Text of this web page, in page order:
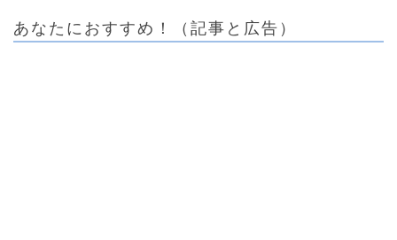
あなたにおすすめ！（記事と広告）